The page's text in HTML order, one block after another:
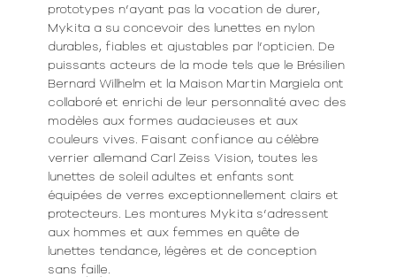
prototypes n’ayant pas la vocation de durer,
Mykita a su concevoir des lunettes en nylon
durables, fiables et ajustables par l’opticien. De
puissants acteurs de la mode tels que le Brésilien
Bernard Willhelm et la Maison Martin Margiela ont
collaboré et enrichi de leur personnalité avec des
modèles aux formes audacieuses et aux
couleurs vives. Faisant confiance au célèbre
verrier allemand Carl Zeiss Vision, toutes les
lunettes de soleil adultes et enfants sont
équipées de verres exceptionnellement clairs et
protecteurs. Les montures Mykita s’adressent
aux hommes et aux femmes en quête de
lunettes tendance, légères et de conception
sans faille.